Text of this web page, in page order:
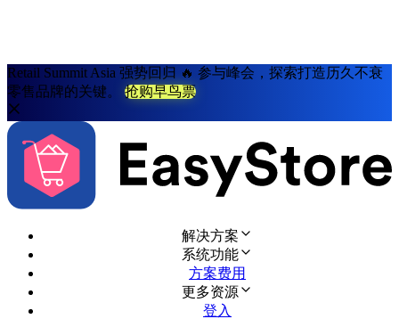
Retail Summit Asia 强势回归 🔥 参与峰会，探索打造历久不衰
零售品牌的关键。
抢购早鸟票
解决方案
系统功能
方案费用
更多资源
登入